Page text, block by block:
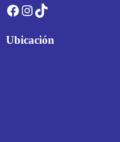
Facebook Instagram TikTok
Ubicación